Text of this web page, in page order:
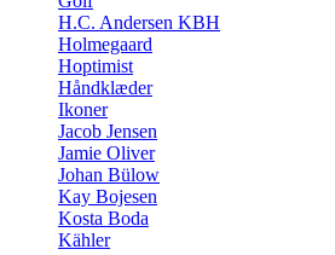
H.C. Andersen KBH
Holmegaard
Hoptimist
Håndklæder
Ikoner
Jacob Jensen
Jamie Oliver
Johan Bülow
Kay Bojesen
Kosta Boda
Kähler